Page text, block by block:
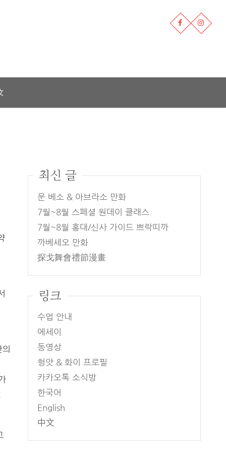
최신 글
운 베소 & 아브라소 만화
7월~8월 스페셜 원데이 클래스
7월~8월 홍대/신사 가이드 쁘락띠까
까베세오 만화
探戈舞會禮節漫畫
링크
수업 안내
에세이
동영상
헝얏 & 화이 프로필
카카오톡 소식방
한국어
English
中文